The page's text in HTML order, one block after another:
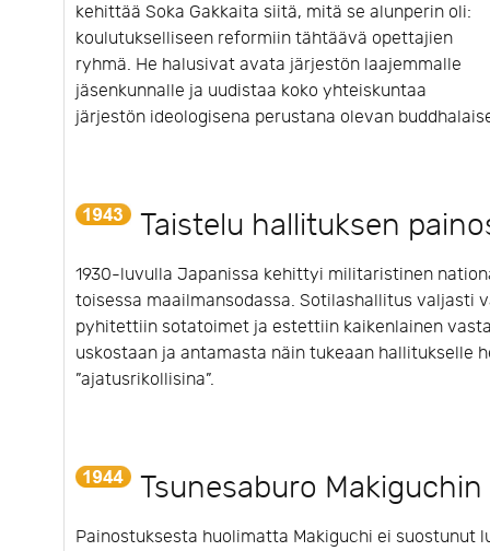
kehittää Soka Gakkaita siitä, mitä se alunperin oli:
koulutukselliseen reformiin tähtäävä opettajien
ryhmä. He halusivat avata järjestön laajemmalle
jäsenkunnalle ja uudistaa koko yhteiskuntaa
järjestön ideologisena perustana olevan
Taistelu hallituksen
1930-luvulla Japanissa kehittyi militaristinen
toisessa maailmansodassa. Sotilashallitus valjasti
pyhitettiin sotatoimet ja estettiin kaikenlainen
uskostaan ja antamasta näin tukeaan hallitukselle
”ajatusrikollisina”.
Tsunesaburo
Painostuksesta huolimatta Makiguchi ei suostunut